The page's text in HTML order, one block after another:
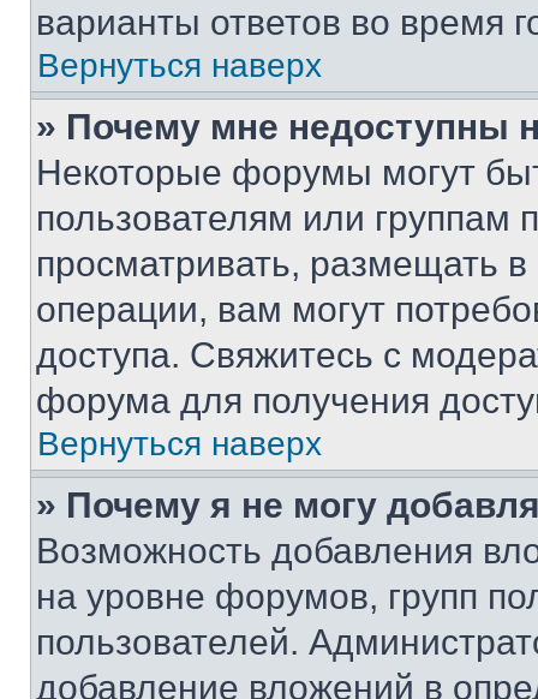
варианты ответов во время
Вернуться наверх
» Почему мне недоступны
Некоторые форумы могут
пользователям или группам
просматривать, размещать
операции, вам могут
доступа. Свяжитесь с
форума для получения
Вернуться наверх
» Почему я не могу
Возможность добавления
на уровне форумов, групп
пользователей.
добавление вложений в